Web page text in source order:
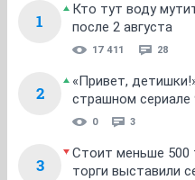
1
Кто тут воду
после 2 августа
17 411 28
2
«Привет,
страшном сериале
0 3
3
Стоит меньше 500
торги выставили